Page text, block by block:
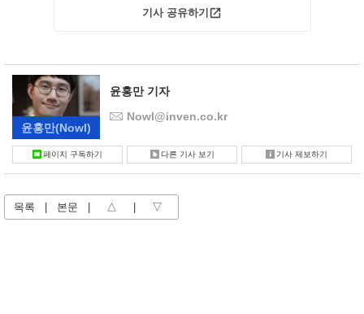
기사 공유하기
윤홍만(Nowl)
윤홍만 기자
Nowl@inven.co.kr
페이지 구독하기 다른 기사 보기 기사 제보하기
목록 | 본문 | △ | ▽